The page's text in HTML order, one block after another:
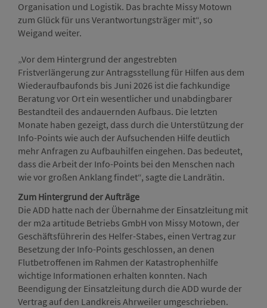
Organisation und Logistik. Das brachte Missy Motown
zum Glück für uns Verantwortungsträger mit“, so
Weigand weiter.
„Vor dem Hintergrund der angestrebten
Fristverlängerung zur Antragsstellung für Hilfen aus dem
Wiederaufbaufonds bis Juni 2026 ist die fachkundige
Beratung vor Ort ein wesentlicher und unabdingbarer
Bestandteil des andauernden Aufbaus. Die letzten
Monate haben gezeigt, dass durch die Unterstützung der
Info-Points wie auch der Aufsuchenden Hilfe deutlich
mehr Anfragen zu Aufbauhilfen eingehen. Das bedeutet,
dass die Arbeit der Info-Points bei den Menschen nach
wie vor großen Anklang findet“, sagte die Landrätin.
Zum Hintergrund der Aufträge
Die ADD hatte nach der Übernahme der Einsatzleitung mit
der m2a artitude Betriebs GmbH von Missy Motown, der
Geschäftsführerin des Helfer-Stabes, einen Vertrag zur
Besetzung der Info-Points geschlossen, an denen
Flutbetroffenen im Rahmen der Katastrophenhilfe
wichtige Informationen erhalten konnten. Nach
Beendigung der Einsatzleitung durch die ADD wurde der
Vertrag auf den Landkreis Ahrweiler umgeschrieben.